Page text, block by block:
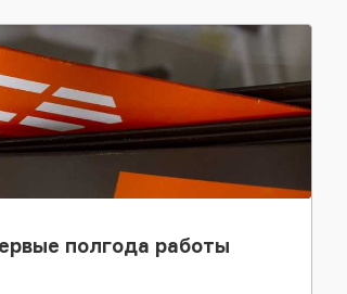
полгода работы